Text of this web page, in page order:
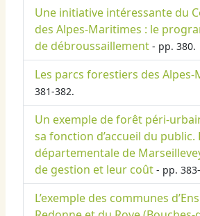
Une initiative intéressante du
des Alpes-Maritimes : le
de débroussaillement - pp. 380.
Les parcs forestiers des
381-382.
Un exemple de forêt péri-
sa fonction d’accueil du public.
départementale de
de gestion et leur coût - pp.
L’exemple des communes